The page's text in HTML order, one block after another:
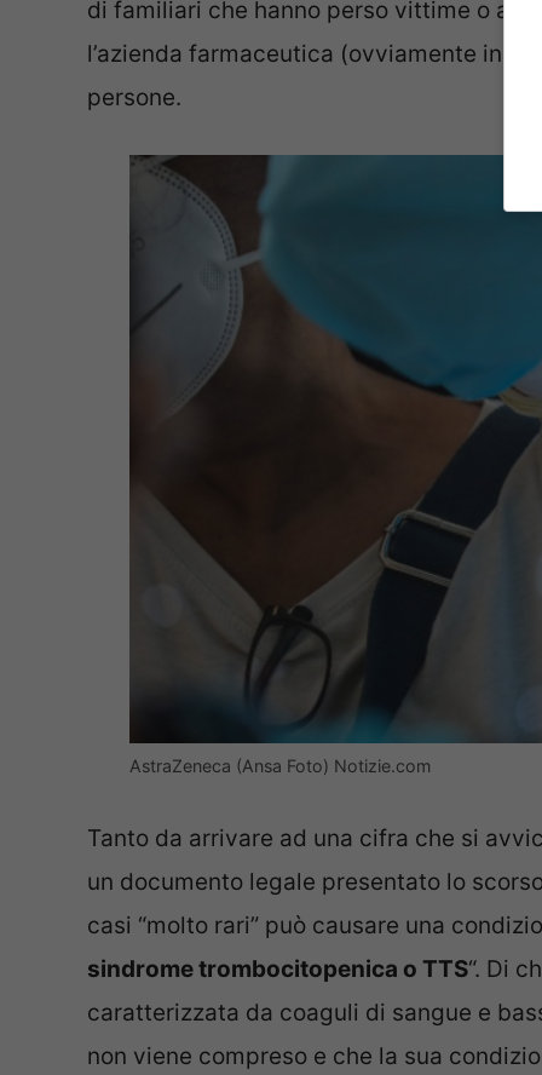
di familiari che hanno perso vittime o
l’azienda farmaceutica (ovviamente in
persone.
AstraZeneca (Ansa Foto) Notizie.com
Tanto da arrivare ad una cifra che si
un documento legale presentato lo
casi “molto rari” può causare una
sindrome trombocitopenica o TTS“. Di
caratterizzata da coaguli di sangue e
non viene compreso e che la sua